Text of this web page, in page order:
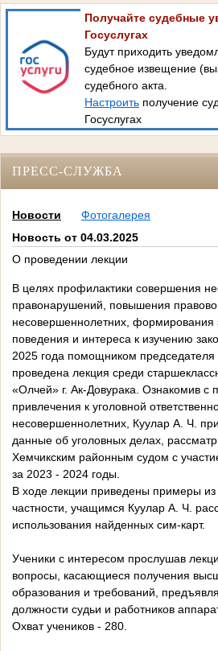
Получайте судебные
Госуслугах
Будут приходить
судебное извещение
судебного акта.
Настроить получение
Госуслугах
ПРЕСС-СЛУЖБА
Новости
Фотогалерея
Новость от 04.03.2025
О проведении лекции
B целях профилактики совершения
правонарушений, повышения
несовершеннолетних, формирования
поведения и интереса к изучению
2025 года помощником председателя
проведена лекция среди
«Олчей» г. Ак-Довурака. Ознакомив с
привлечения к уголовной
несовершеннолетних, Куулар А. Ч.
данные об уголовных делах,
Хемчикским районным судом с
за 2023 - 2024 годы.
В ходе лекции приведены примеры из
частности, учащимся Куулар А. Ч.
использования найденных сим-карт.
Ученики с интересом прослушав
вопросы, касающиеся получения
образования и требований,
должности судьи и работников
Охват учеников - 280.